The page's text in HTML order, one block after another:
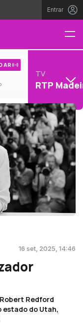
Entrar
AR
TV
RTP
16 set, 2025, 14:46
Redford
estado do Utah,